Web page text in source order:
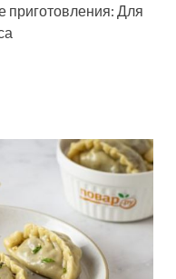
приготовления: Для